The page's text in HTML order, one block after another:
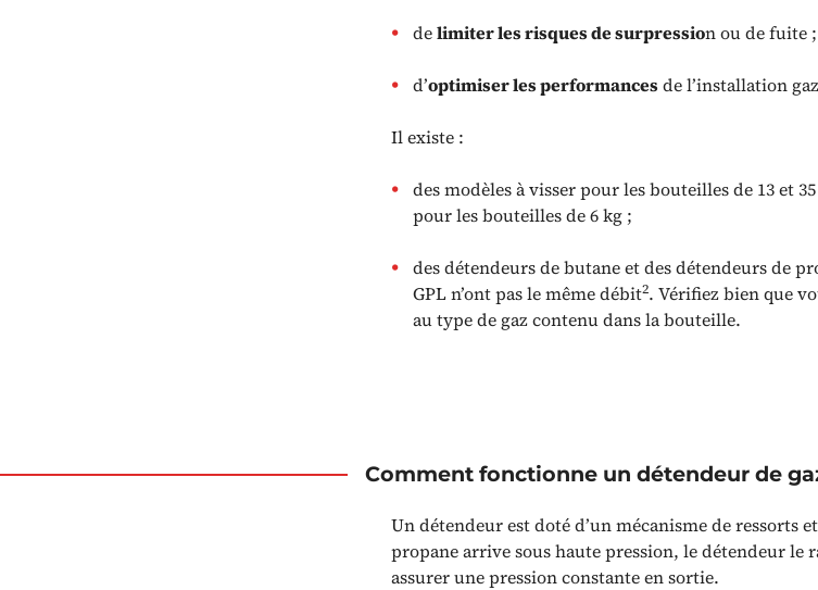
delimiter les risques de surpression ou de fuite ;
d’optimiser les performancesde l’installation gaz
Il existe :
des modèles à visser pour les bouteilles de 13 et
pour les bouteilles de 6 kg ;
des détendeurs de butane et des détendeurs de
GPL n’ont pas le même débit2. Vérifiez bien que
au type de gaz contenu dans la bouteille.
Comment fonctionne un détendeur de
Un détendeur est doté d’un mécanisme de ressorts
propane arrive sous haute pression, le détendeur
assurer une pression constante en sortie.